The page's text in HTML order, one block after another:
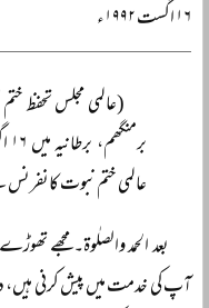
۱۶ اگست ۱۹۹۲ء
(عالمی مجلس تحفظ
عالمی ختم نبوت
بعد الحمد والصلٰوۃ۔ مجھے
آپ کی خدمت میں پیش کرنی ہیں،